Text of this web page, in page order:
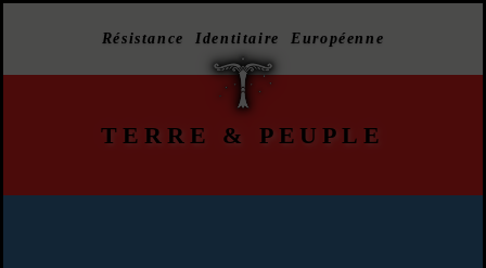
Résistance Identitaire Européenne
TERRE & PEUPLE